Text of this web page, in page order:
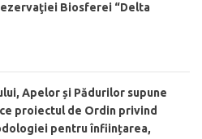
Biosferei “Delta
Apelor și Pădurilor supune
proiectul de Ordin privind
pentru înființarea,